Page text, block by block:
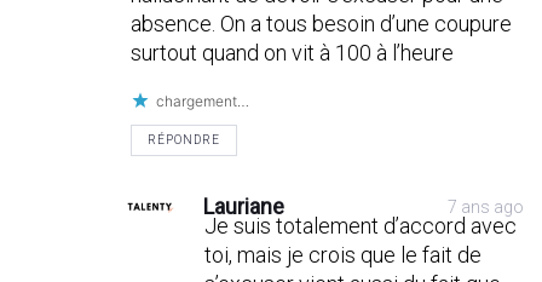
absence. On a tous besoin d’une coupure
surtout quand on vit à 100 à l’heure
chargement…
RÉPONDRE
Lauriane 7 ans ago
Je suis totalement d’accord avec
toi, mais je crois que le fait de